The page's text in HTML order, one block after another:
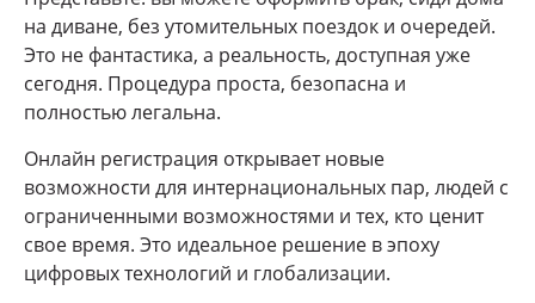
на диване, без утомительных поездок и очередей.
Это не фантастика, а реальность, доступная уже
сегодня. Процедура проста, безопасна и
полностью легальна.
Онлайн регистрация открывает новые
возможности для интернациональных пар, людей с
ограниченными возможностями и тех, кто ценит
свое время. Это идеальное решение в эпоху
цифровых технологий и глобализации.